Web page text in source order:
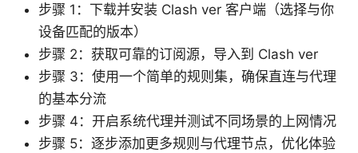
步骤 1：下载并安装 Clash ver 客户端（选择与你
设备匹配的版本）
步骤 2：获取可靠的订阅源，导入到 Clash ver
步骤 3：使用一个简单的规则集，确保直连与代理
的基本分流
步骤 4：开启系统代理并测试不同场景的上网情况
步骤 5：逐步添加更多规则与代理节点，优化体验